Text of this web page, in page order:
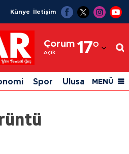
Künye İletişim
Çorum
Açık 17°
Adıyaman
Afyonkarahisar
Ağrı
Spor Ulusal Siyaset
MENÜ